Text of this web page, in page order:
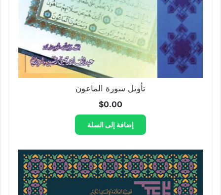
تأويل سورة الماعون
$0.00
إضافة إلى السلة